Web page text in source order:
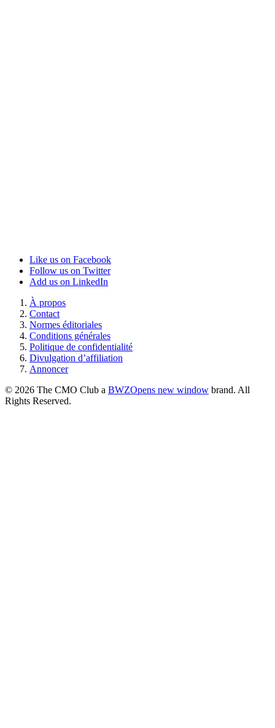
Like us on Facebook
Follow us on Twitter
Add us on LinkedIn
À propos
Contact
Normes éditoriales
Conditions générales
Politique de confidentialité
Divulgation d’affiliation
Annoncer
© 2026 The CMO Club a BWZOpens new window brand. All
Rights Reserved.